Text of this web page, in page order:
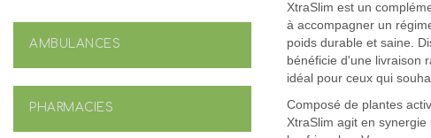
AMBULANCES
PHARMACIES
XtraSlim est un
à accompagner un
poids durable et saine.
bénéficie d'une livraison
idéal pour ceux qui
Composé de plantes
XtraSlim agit en